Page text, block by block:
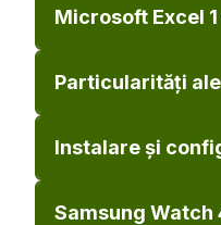
Microsoft Excel
Particularități
Instalare și
Samsung Watch